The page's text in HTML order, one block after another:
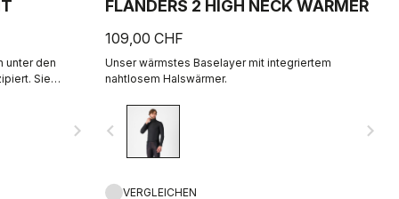
unter den
Sie
mit der
Dry im
Dazu
unser
navigate_next
FLANDERS 2 HIGH NECK WARMER
109,00 CHF
Unser wärmstes Baselayer mit integriertem
nahtlosem Halswärmer.
navigate_before navigate_next
VERGLEICHEN